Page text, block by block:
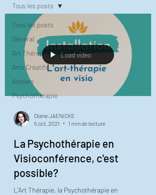
Tous les posts
Général
Art Thérapie
Arts Créatifs
Ateliers
Psychothérapie
Tous les posts
Load video
Diane JAENICKE
5 oct. 2021
1 min de lecture
La Psychothérapie en
Visioconférence, c'est
possible?
L'Art Thérapie, la Psychothérapie en